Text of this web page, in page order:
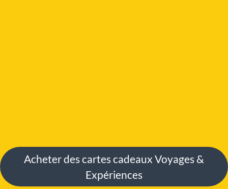
Acheter des cartes cadeaux Voyages &
Expériences